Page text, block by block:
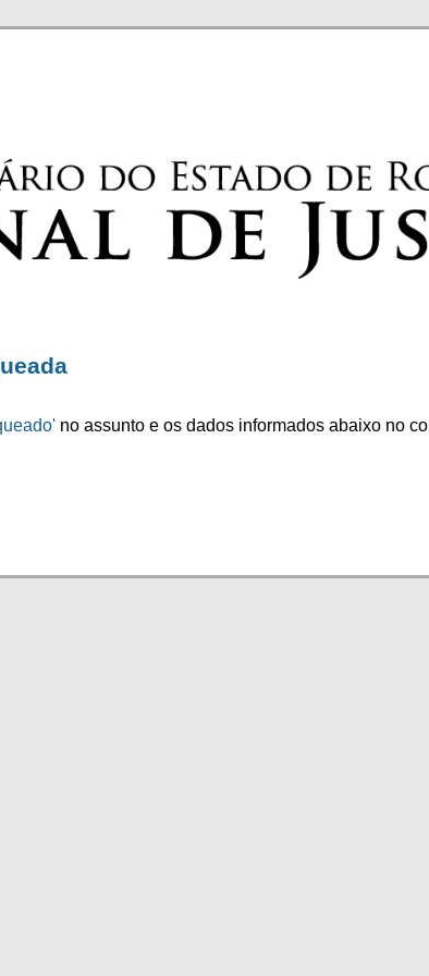
no assunto e os dados informados abaixo no